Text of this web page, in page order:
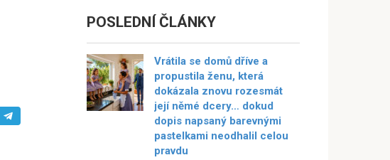
POSLEDNÍ ČLÁNKY
Vrátila se domů dříve a
propustila ženu, která
dokázala znovu rozesmát
její němé dcery… dokud
dopis napsaný barevnými
pastelkami neodhalil celou
pravdu